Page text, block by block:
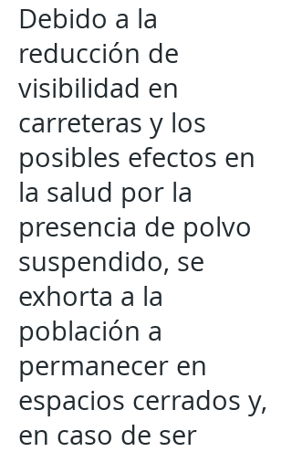
Debido a la
reducción de
visibilidad en
carreteras y los
posibles efectos en
la salud por la
presencia de polvo
suspendido, se
exhorta a la
población a
permanecer en
espacios cerrados y,
en caso de ser